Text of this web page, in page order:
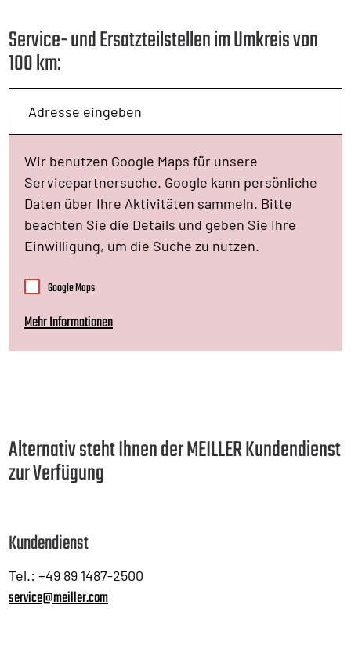
Service- und Ersatzteilstellen im Umkreis von
100 km:
Wir benutzen Google Maps für unsere
Servicepartnersuche. Google kann persönliche
Daten über Ihre Aktivitäten sammeln. Bitte
beachten Sie die Details und geben Sie Ihre
Einwilligung, um die Suche zu nutzen.
Google Maps
Mehr Informationen
Alternativ steht Ihnen der MEILLER Kundendienst
zur Verfügung
Kundendienst
Tel.: +49 89 1487-2500
service@meiller.com